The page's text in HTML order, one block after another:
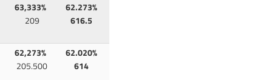
63,333%
209
62.273%
616.5
62,273%
205.500
62.020%
614